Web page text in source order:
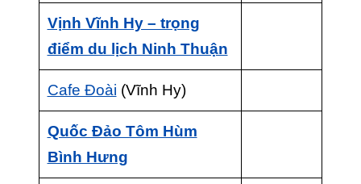
Vịnh Vĩnh Hy – trọng
điểm du lịch Ninh Thuận
Cafe Đoài (Vĩnh Hy)
Quốc Đảo Tôm Hùm
Bình Hưng